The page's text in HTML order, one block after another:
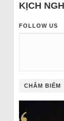
KỊCH
FOLLOW US
CHÂM BIẾM